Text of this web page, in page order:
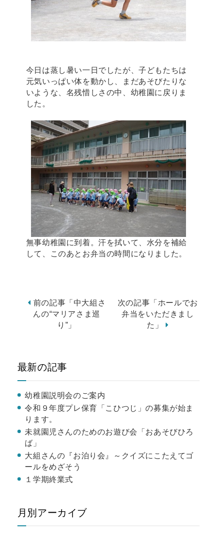
今日は蒸し暑い一日でしたが、子どもたちは
元気いっぱい体を動かし、まだあそびたりな
いような、名残惜しさの中、幼稚園に戻りま
した。
無事幼稚園に到着。汗を拭いて、水分を補給
して、このあとお弁当の時間になりました。
前の記事「中大組さ
んの“マリアさま巡
り”」
次の記事「ホールでお
弁当をいただきまし
た」
最新の記事
幼稚園説明会のご案内
令和９年度プレ保育「こひつじ」の募集が始ま
ります。
未就園児さんのためのお遊び会「おあそびひろ
ば」
大組さんの『お泊り会』～クイズにこたえてゴ
ールをめざそう
１学期終業式
月別アーカイブ